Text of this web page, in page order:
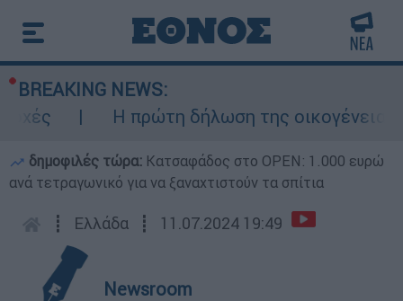
BREAKING NEWS:
Η πρώτη δήλωση της οικογένειας της
δημοφιλές τώρα: Κατσαφάδος στο OPEN: 1.000 ευρώ
ανά τετραγωνικό για να ξαναχτιστούν τα σπίτια
┋ Ελλάδα ┋ 11.07.2024 19:49
Newsroom